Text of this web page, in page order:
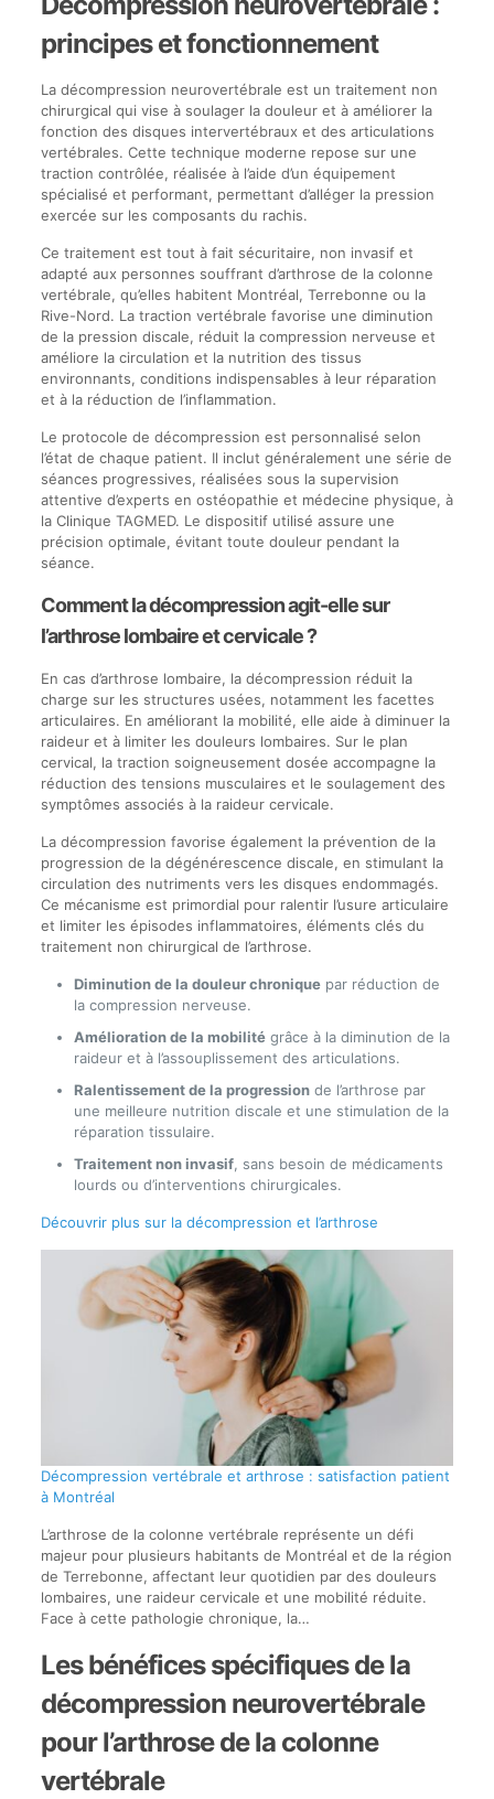
principes et fonctionnement
La décompression neurovertébrale est un traitement non
chirurgical qui vise à soulager la douleur et à améliorer la
fonction des disques intervertébraux et des articulations
vertébrales. Cette technique moderne repose sur une
traction contrôlée, réalisée à l’aide d’un équipement
spécialisé et performant, permettant d’alléger la pression
exercée sur les composants du rachis.
Ce traitement est tout à fait sécuritaire, non invasif et
adapté aux personnes souffrant d’arthrose de la colonne
vertébrale, qu’elles habitent Montréal, Terrebonne ou la
Rive-Nord. La traction vertébrale favorise une diminution
de la pression discale, réduit la compression nerveuse et
améliore la circulation et la nutrition des tissus
environnants, conditions indispensables à leur réparation
et à la réduction de l’inflammation.
Le protocole de décompression est personnalisé selon
l’état de chaque patient. Il inclut généralement une série de
séances progressives, réalisées sous la supervision
attentive d’experts en ostéopathie et médecine physique, à
la Clinique TAGMED. Le dispositif utilisé assure une
précision optimale, évitant toute douleur pendant la
séance.
Comment la décompression agit-elle sur
l’arthrose lombaire et cervicale ?
En cas d’arthrose lombaire, la décompression réduit la
charge sur les structures usées, notamment les facettes
articulaires. En améliorant la mobilité, elle aide à diminuer la
raideur et à limiter les douleurs lombaires. Sur le plan
cervical, la traction soigneusement dosée accompagne la
réduction des tensions musculaires et le soulagement des
symptômes associés à la raideur cervicale.
La décompression favorise également la prévention de la
progression de la dégénérescence discale, en stimulant la
circulation des nutriments vers les disques endommagés.
Ce mécanisme est primordial pour ralentir l’usure articulaire
et limiter les épisodes inflammatoires, éléments clés du
traitement non chirurgical de l’arthrose.
Diminution de la douleur chroniquepar réduction de
la compression nerveuse.
Amélioration de la mobilitégrâce à la diminution de la
raideur et à l’assouplissement des articulations.
Ralentissement de la progressionde l’arthrose par
une meilleure nutrition discale et une stimulation de la
réparation tissulaire.
Traitement non invasif, sans besoin de médicaments
lourds ou d’interventions chirurgicales.
Découvrir plus sur la décompression et l’arthrose
Décompression vertébrale et arthrose : satisfaction patient
à Montréal
L’arthrose de la colonne vertébrale représente un défi
majeur pour plusieurs habitants de Montréal et de la région
de Terrebonne, affectant leur quotidien par des douleurs
lombaires, une raideur cervicale et une mobilité réduite.
Face à cette pathologie chronique, la…
Les bénéfices spécifiques de la
décompression neurovertébrale
pour l’arthrose de la colonne
vertébrale